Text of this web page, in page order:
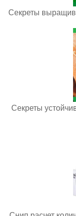
Секреты
Секреты